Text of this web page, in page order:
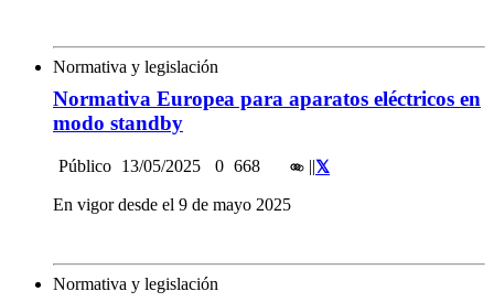
Normativa y legislación
Normativa Europea para aparatos eléctricos en
modo standby
Público 13/05/2025 0 668 ||
En vigor desde el 9 de mayo 2025
Normativa y legislación